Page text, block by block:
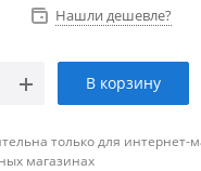
Нашли дешевле?
В корзину
только для интернет-
магазинах